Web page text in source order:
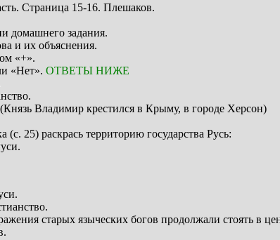
Страница 15-16. Плешаков.
домашнего задания.
и их объяснения.
«+».
«Нет». ОТВЕТЫ НИЖЕ
Владимир крестился в Крыму, в городе Херсон)
25) раскрась территорию государства Русь:
старых языческих богов продолжали стоять в